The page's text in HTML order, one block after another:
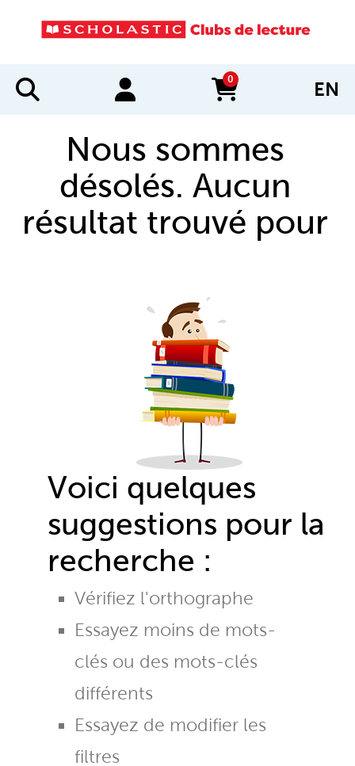
0
items in cart EN
Nous sommes
désolés. Aucun
résultat trouvé pour
Voici quelques
suggestions pour la
recherche :
Vérifiez l'orthographe
Essayez moins de mots-
clés ou des mots-clés
différents
Essayez de modifier les
filtres